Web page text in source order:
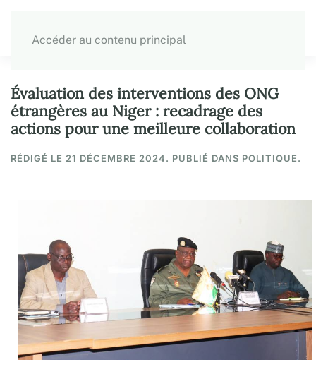
Accéder au contenu principal
Évaluation des interventions des ONG
étrangères au Niger : recadrage des
actions pour une meilleure collaboration
RÉDIGÉ LE 21 DÉCEMBRE 2024. PUBLIÉ DANS POLITIQUE.